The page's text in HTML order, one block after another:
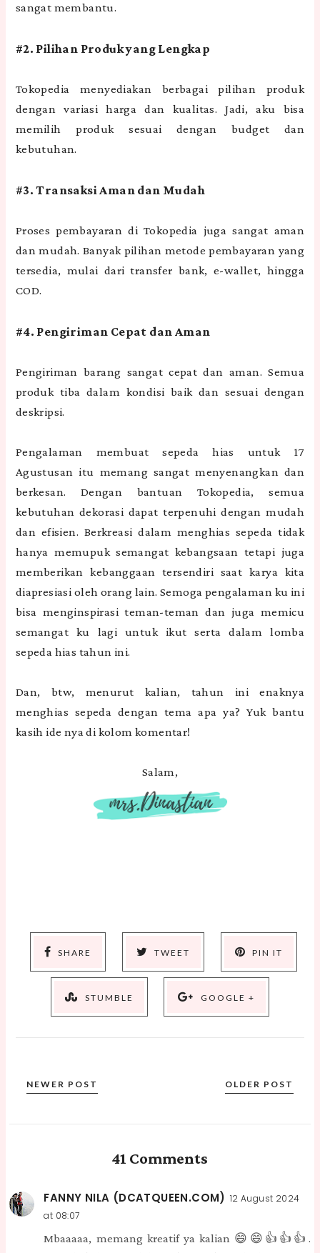
sangat membantu.
#2. Pilihan Produk yang Lengkap
Tokopedia menyediakan berbagai pilihan produk
dengan variasi harga dan kualitas. Jadi, aku bisa
memilih produk sesuai dengan budget dan
kebutuhan.
#3. Transaksi Aman dan Mudah
Proses pembayaran di Tokopedia juga sangat aman
dan mudah. Banyak pilihan metode pembayaran yang
tersedia, mulai dari transfer bank, e-wallet, hingga
COD.
#4. Pengiriman Cepat dan Aman
Pengiriman barang sangat cepat dan aman. Semua
produk tiba dalam kondisi baik dan sesuai dengan
deskripsi.
Pengalaman membuat sepeda hias untuk 17
Agustusan itu memang sangat menyenangkan dan
berkesan. Dengan bantuan Tokopedia, semua
kebutuhan dekorasi dapat terpenuhi dengan mudah
dan efisien. Berkreasi dalam menghias sepeda tidak
hanya memupuk semangat kebangsaan tetapi juga
memberikan kebanggaan tersendiri saat karya kita
diapresiasi oleh orang lain. Semoga pengalaman ku ini
bisa menginspirasi teman-teman dan juga memicu
semangat ku lagi untuk ikut serta dalam lomba
sepeda hias tahun ini.
Dan, btw, menurut kalian, tahun ini enaknya
menghias sepeda dengan tema apa ya? Yuk bantu
kasih ide nya di kolom komentar!
Salam,
SHARE TWEET PIN IT
STUMBLE GOOGLE +
NEWER POST OLDER POST
41 Comments
FANNY NILA (DCATQUEEN.COM) 12 August 2024
at 08:07
Mbaaaaa, memang kreatif ya kalian 😄😄👍👍👍.